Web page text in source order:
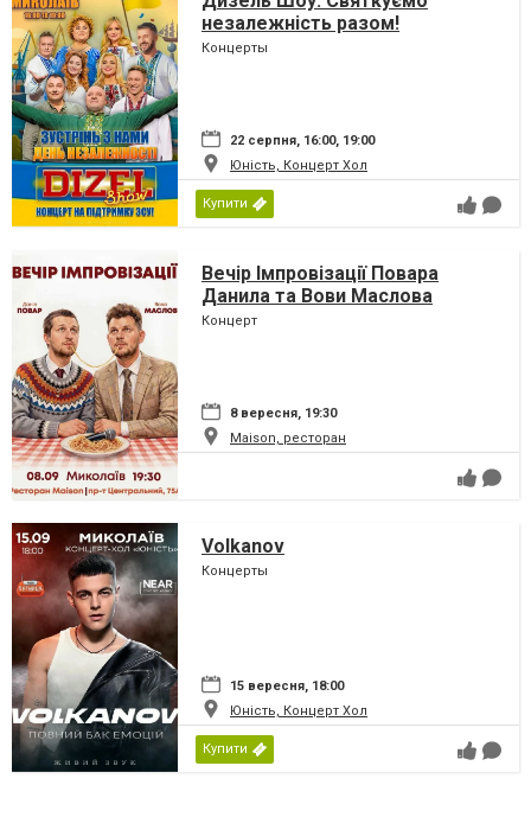
незалежність разом!
Концерты
22 серпня, 16:00, 19:00
Юність, Концерт Хол
Купити
Вечір Імпровізації Повара
Данила та Вови Маслова
Концерт
8 вересня, 19:30
Maison, ресторан
Volkanov
Концерты
15 вересня, 18:00
Юність, Концерт Хол
Купити